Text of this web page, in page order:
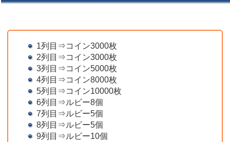
1列目⇒コイン3000枚
2列目⇒コイン3000枚
3列目⇒コイン5000枚
4列目⇒コイン8000枚
5列目⇒コイン10000枚
6列目⇒ルビー8個
7列目⇒ルビー5個
8列目⇒ルビー5個
9列目⇒ルビー10個